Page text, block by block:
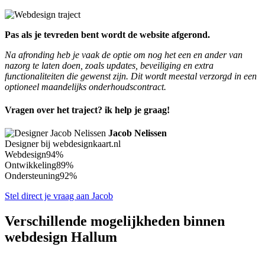
Pas als je tevreden bent wordt de website afgerond.
Na afronding heb je vaak de optie om nog het een en ander van
nazorg te laten doen, zoals updates, beveiliging en extra
functionaliteiten die gewenst zijn. Dit wordt meestal verzorgd in een
optioneel maandelijks onderhoudscontract.
Vragen over het traject? ik help je graag!
Jacob Nelissen
Designer bij webdesignkaart.nl
Webdesign94%
Ontwikkeling89%
Ondersteuning92%
Stel direct je vraag aan Jacob
Verschillende mogelijkheden binnen
webdesign Hallum